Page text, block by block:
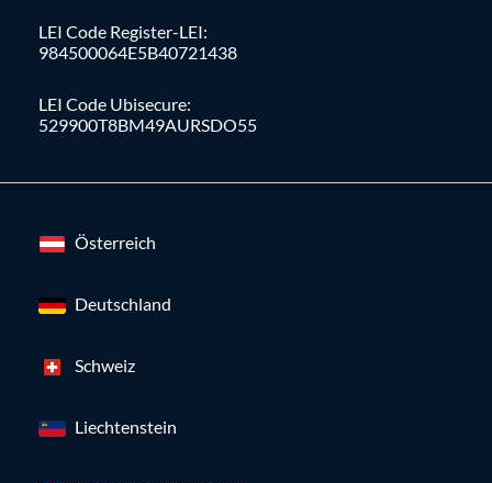
LEI Code Register-LEI:
984500064E5B40721438
LEI Code Ubisecure:
529900T8BM49AURSDO55
Österreich
Deutschland
Schweiz
Liechtenstein